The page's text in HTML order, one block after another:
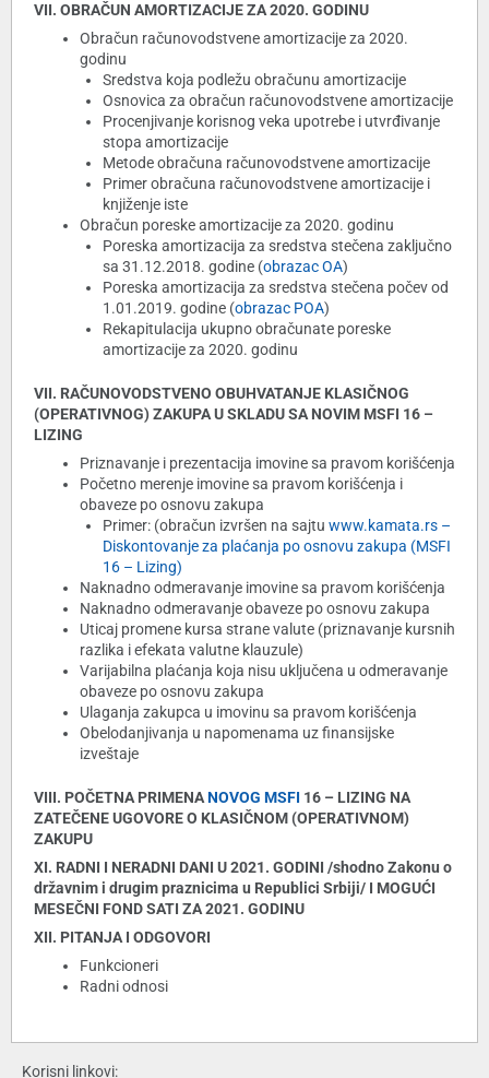
VII. OBRAČUN AMORTIZACIJE ZA 2020. GODINU
Obračun računovodstvene amortizacije za 2020.
godinu
Sredstva koja podležu obračunu amortizacije
Osnovica za obračun računovodstvene amortizacije
Procenjivanje korisnog veka upotrebe i utvrđivanje
stopa amortizacije
Metode obračuna računovodstvene amortizacije
Primer obračuna računovodstvene amortizacije i
knjiženje iste
Obračun poreske amortizacije za 2020. godinu
Poreska amortizacija za sredstva stečena zaključno
sa 31.12.2018. godine (obrazac OA)
Poreska amortizacija za sredstva stečena počev od
1.01.2019. godine (obrazac POA)
Rekapitulacija ukupno obračunate poreske
amortizacije za 2020. godinu
VII. RAČUNOVODSTVENO OBUHVATANJE KLASIČNOG
(OPERATIVNOG) ZAKUPA U SKLADU SA NOVIM MSFI 16 –
LIZING
Priznavanje i prezentacija imovine sa pravom korišćenja
Početno merenje imovine sa pravom korišćenja i
obaveze po osnovu zakupa
Primer: (obračun izvršen na sajtu www.kamata.rs –
Diskontovanje za plaćanja po osnovu zakupa (MSFI
16 – Lizing)
Naknadno odmeravanje imovine sa pravom korišćenja
Naknadno odmeravanje obaveze po osnovu zakupa
Uticaj promene kursa strane valute (priznavanje kursnih
razlika i efekata valutne klauzule)
Varijabilna plaćanja koja nisu uključena u odmeravanje
obaveze po osnovu zakupa
Ulaganja zakupca u imovinu sa pravom korišćenja
Obelodanjivanja u napomenama uz finansijske
izveštaje
VIII. POČETNA PRIMENANOVOG MSFI 16 – LIZING NA
ZATEČENE UGOVORE O KLASIČNOM (OPERATIVNOM)
ZAKUPU
XI. RADNI I NERADNI DANI U 2021. GODINI /shodno Zakonu o
državnim i drugim praznicima u Republici Srbiji/ I MOGUĆI
MESEČNI FOND SATI ZA 2021. GODINU
XII. PITANJA I ODGOVORI
Funkcioneri
Radni odnosi
Korisni linkovi: